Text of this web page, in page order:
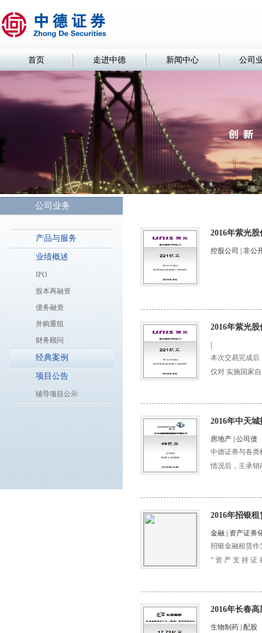
首页 走进中德 新闻中心 公司
公司业务
产品与服务
业绩概述
IPO
股本再融资
债务融资
并购重组
财务顾问
经典案例
项目公告
辅导项目公示
2016年紫光
控股公司 | 非公
2016年紫光
本次交易完成后
仅对 实施国家
2016年中天
房地产 | 公司债
中德证券与各类
情况后，主承销
2016年招银
金融 | 资产证券
招银金融租赁作
“ 资 产 支 持 证
2016年长春
生物制药 | 配股